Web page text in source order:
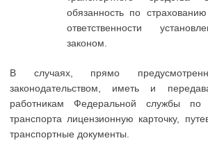
обязанность по
ответственности
законом.
В случаях, прямо
законодательством, иметь и
работникам Федеральной службы
транспорта лицензионную карточку,
транспортные документы.